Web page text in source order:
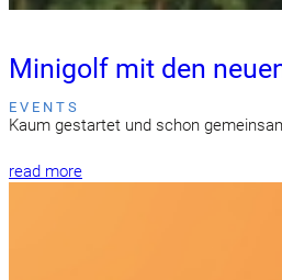
Minigolf mit den
EVENTS
Kaum gestartet und schon
read more